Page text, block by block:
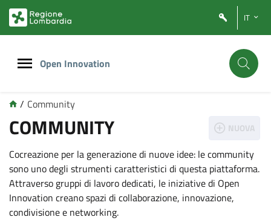
contenuto
footer
IT
Open Innovation
/ Community
COMMUNITY NUOVA
Cocreazione per la generazione di nuove idee: le community
sono uno degli strumenti caratteristici di questa piattaforma.
Attraverso gruppi di lavoro dedicati, le iniziative di Open
Innovation creano spazi di collaborazione, innovazione,
condivisione e networking.